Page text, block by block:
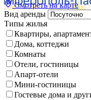
Смотреть на карте
Вид аренды
Типы жилья
Квартиры,
Дома, коттеджи
Комнаты
Отели, гостиницы
Апарт-отели
Мини-гостиницы
Гостевые дома и